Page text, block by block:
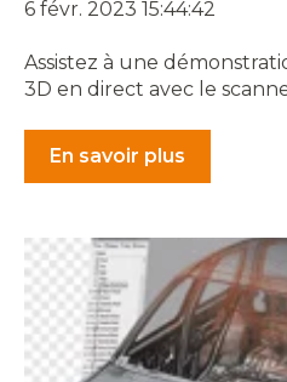
6 févr. 2023 15:44:42
Assistez à une
3D en direct avec le
En savoir plus